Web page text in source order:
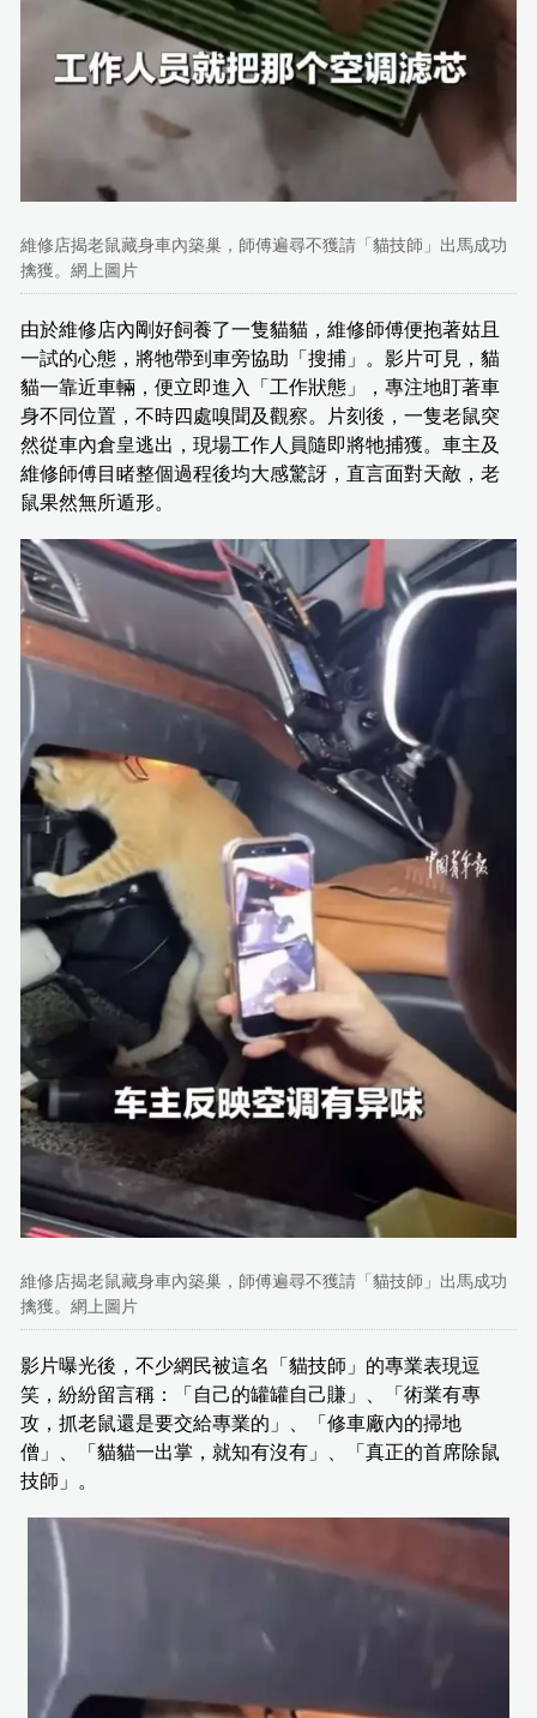
維修店揭老鼠藏身車內築巢，師傅遍尋不獲請「貓技師」出馬成功
擒獲。網上圖片
由於維修店內剛好飼養了一隻貓貓，維修師傅便抱著姑且
一試的心態，將牠帶到車旁協助「搜捕」。影片可見，貓
貓一靠近車輛，便立即進入「工作狀態」，專注地盯著車
身不同位置，不時四處嗅聞及觀察。片刻後，一隻老鼠突
然從車內倉皇逃出，現場工作人員隨即將牠捕獲。車主及
維修師傅目睹整個過程後均大感驚訝，直言面對天敵，老
鼠果然無所遁形。
維修店揭老鼠藏身車內築巢，師傅遍尋不獲請「貓技師」出馬成功
擒獲。網上圖片
影片曝光後，不少網民被這名「貓技師」的專業表現逗
笑，紛紛留言稱：「自己的罐罐自己賺」、「術業有專
攻，抓老鼠還是要交給專業的」、「修車廠內的掃地
僧」、「貓貓一出掌，就知有沒有」、「真正的首席除鼠
技師」。